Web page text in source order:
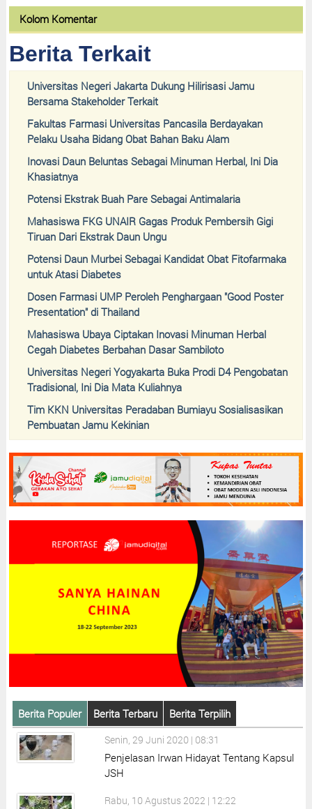
Kolom Komentar
Berita Terkait
Universitas Negeri Jakarta Dukung Hilirisasi Jamu
Bersama Stakeholder Terkait
Fakultas Farmasi Universitas Pancasila Berdayakan
Pelaku Usaha Bidang Obat Bahan Baku Alam
Inovasi Daun Beluntas Sebagai Minuman Herbal, Ini Dia
Khasiatnya
Potensi Ekstrak Buah Pare Sebagai Antimalaria
Mahasiswa FKG UNAIR Gagas Produk Pembersih Gigi
Tiruan Dari Ekstrak Daun Ungu
Potensi Daun Murbei Sebagai Kandidat Obat Fitofarmaka
untuk Atasi Diabetes
Dosen Farmasi UMP Peroleh Penghargaan "Good Poster
Presentation" di Thailand
Mahasiswa Ubaya Ciptakan Inovasi Minuman Herbal
Cegah Diabetes Berbahan Dasar Sambiloto
Universitas Negeri Yogyakarta Buka Prodi D4 Pengobatan
Tradisional, Ini Dia Mata Kuliahnya
Tim KKN Universitas Peradaban Bumiayu Sosialisasikan
Pembuatan Jamu Kekinian
Berita Populer Berita Terbaru Berita Terpilih
Senin, 29 Juni 2020 | 08:31
Penjelasan Irwan Hidayat Tentang Kapsul
JSH
Rabu, 10 Agustus 2022 | 12:22